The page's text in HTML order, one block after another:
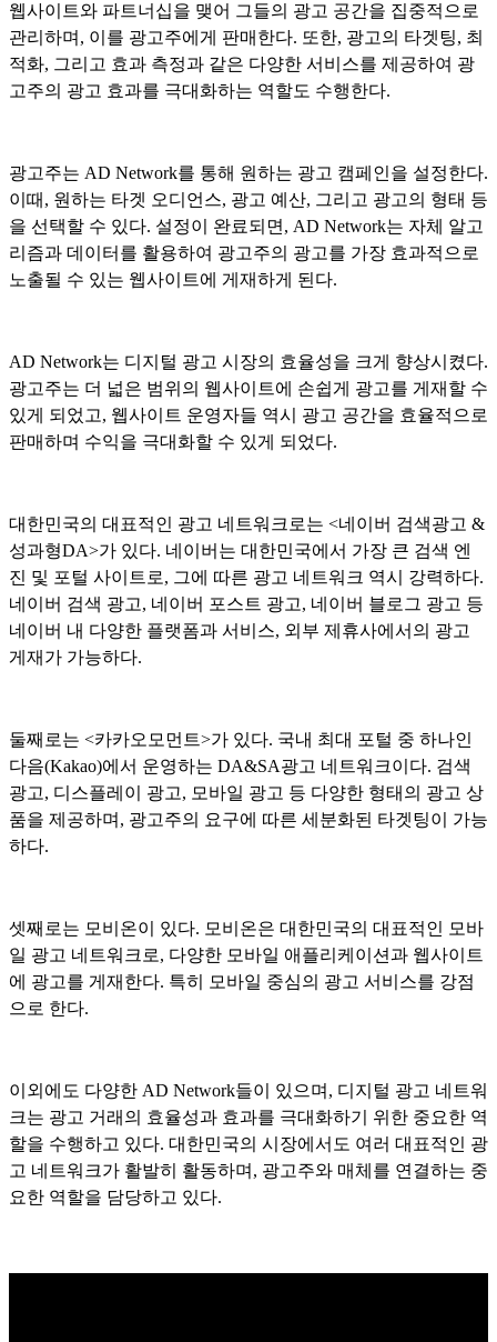
웹사이트와 파트너십을 맺어 그들의 광고 공간을 집중적으로
관리하며, 이를 광고주에게 판매한다. 또한, 광고의 타겟팅, 최
적화, 그리고 효과 측정과 같은 다양한 서비스를 제공하여 광
고주의 광고 효과를 극대화하는 역할도 수행한다.
광고주는 AD Network를 통해 원하는 광고 캠페인을 설정한다.
이때, 원하는 타겟 오디언스, 광고 예산, 그리고 광고의 형태 등
을 선택할 수 있다. 설정이 완료되면, AD Network는 자체 알고
리즘과 데이터를 활용하여 광고주의 광고를 가장 효과적으로
노출될 수 있는 웹사이트에 게재하게 된다.
AD Network는 디지털 광고 시장의 효율성을 크게 향상시켰다.
광고주는 더 넓은 범위의 웹사이트에 손쉽게 광고를 게재할 수
있게 되었고, 웹사이트 운영자들 역시 광고 공간을 효율적으로
판매하며 수익을 극대화할 수 있게 되었다.
대한민국의 대표적인 광고 네트워크로는 <네이버 검색광고 &
성과형DA>가 있다. 네이버는 대한민국에서 가장 큰 검색 엔
진 및 포털 사이트로, 그에 따른 광고 네트워크 역시 강력하다.
네이버 검색 광고, 네이버 포스트 광고, 네이버 블로그 광고 등
네이버 내 다양한 플랫폼과 서비스, 외부 제휴사에서의 광고
게재가 가능하다.
둘째로는 <카카오모먼트>가 있다. 국내 최대 포털 중 하나인
다음(Kakao)에서 운영하는 DA&SA광고 네트워크이다. 검색
광고, 디스플레이 광고, 모바일 광고 등 다양한 형태의 광고 상
품을 제공하며, 광고주의 요구에 따른 세분화된 타겟팅이 가능
하다.
셋째로는 모비온이 있다. 모비온은 대한민국의 대표적인 모바
일 광고 네트워크로, 다양한 모바일 애플리케이션과 웹사이트
에 광고를 게재한다. 특히 모바일 중심의 광고 서비스를 강점
으로 한다.
이외에도 다양한 AD Network들이 있으며, 디지털 광고 네트워
크는 광고 거래의 효율성과 효과를 극대화하기 위한 중요한 역
할을 수행하고 있다. 대한민국의 시장에서도 여러 대표적인 광
고 네트워크가 활발히 활동하며, 광고주와 매체를 연결하는 중
요한 역할을 담당하고 있다.